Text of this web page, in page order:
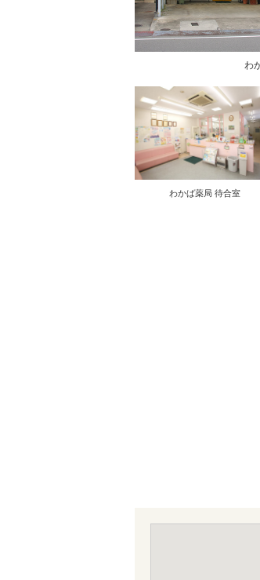
わ
わかば薬局 待合室